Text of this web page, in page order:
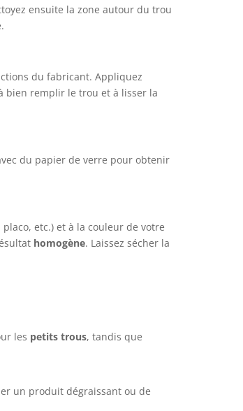
ensuite la zone autour du trou
du fabricant. Appliquez
bien remplir le trou et à lisser la
du papier de verre pour obtenir
etc.) et à la couleur de votre
homogène. Laissez sécher la
les petits trous, tandis que
un produit dégraissant ou de